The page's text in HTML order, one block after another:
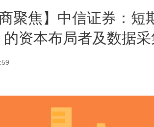
聚焦】中信证券：短
的资本布局者及数据采